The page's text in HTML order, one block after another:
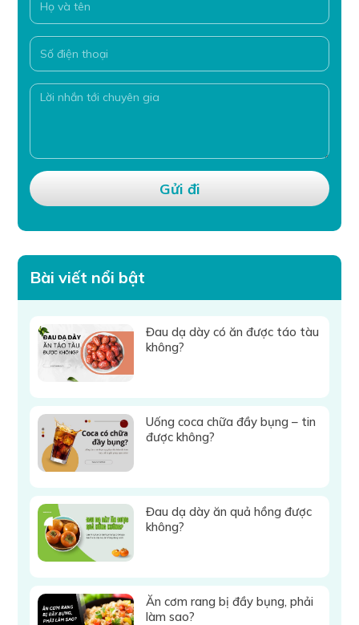
Bài viết nổi bật
Đau dạ dày có ăn được táo tàu
không?
Uống coca chữa đầy bụng – tin
được không?
Đau dạ dày ăn quả hồng được
không?
Ăn cơm rang bị đầy bụng, phải
làm sao?